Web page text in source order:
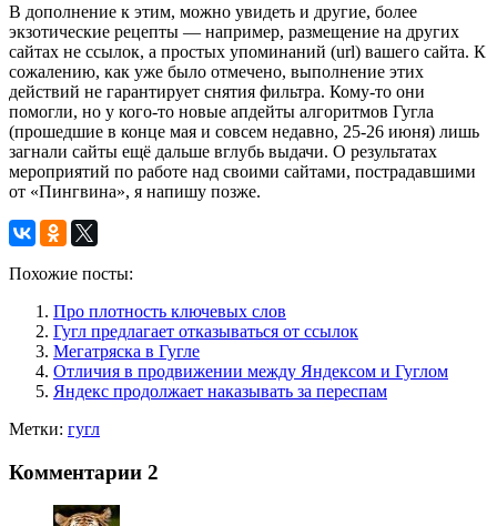
В дополнение к этим, можно увидеть и другие, более
экзотические рецепты — например, размещение на других
сайтах не ссылок, а простых упоминаний (url) вашего сайта. К
сожалению, как уже было отмечено, выполнение этих
действий не гарантирует снятия фильтра. Кому-то они
помогли, но у кого-то новые апдейты алгоритмов Гугла
(прошедшие в конце мая и совсем недавно, 25-26 июня) лишь
загнали сайты ещё дальше вглубь выдачи. О результатах
мероприятий по работе над своими сайтами, пострадавшими
от «Пингвина», я напишу позже.
Похожие посты:
Про плотность ключевых слов
Гугл предлагает отказываться от ссылок
Мегатряска в Гугле
Отличия в продвижении между Яндексом и Гуглом
Яндекс продолжает наказывать за переспам
Метки: гугл
Комментарии 2